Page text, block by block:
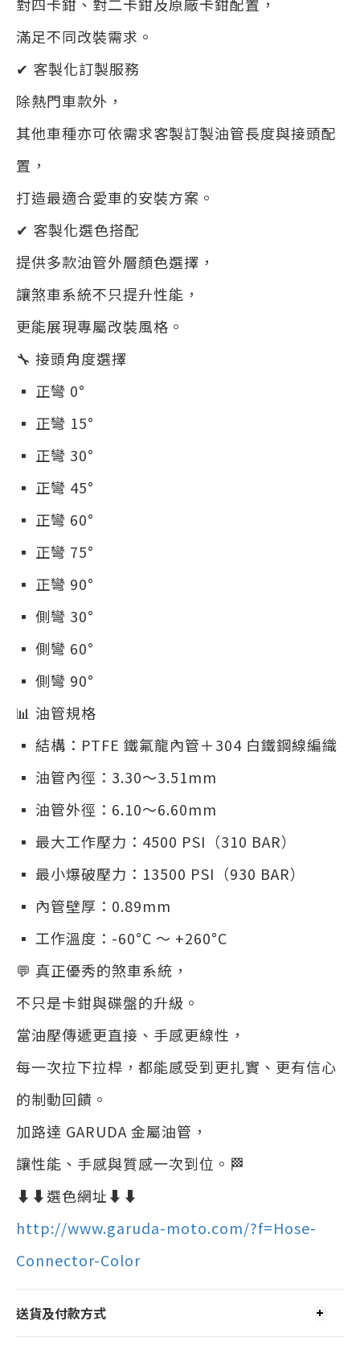
滿足不同改裝需求。
✔ 客製化訂製服務
除熱門車款外，
其他車種亦可依需求客製訂製油管長度與接頭配
置，
打造最適合愛車的安裝方案。
✔ 客製化選色搭配
提供多款油管外層顏色選擇，
讓煞車系統不只提升性能，
更能展現專屬改裝風格。
🔧 接頭角度選擇
▪ 正彎 0°
▪ 正彎 15°
▪ 正彎 30°
▪ 正彎 45°
▪ 正彎 60°
▪ 正彎 75°
▪ 正彎 90°
▪ 側彎 30°
▪ 側彎 60°
▪ 側彎 90°
📊 油管規格
▪ 結構：PTFE 鐵氟龍內管＋304 白鐵鋼線編織
▪ 油管內徑：3.30～3.51mm
▪ 油管外徑：6.10～6.60mm
▪ 最大工作壓力：4500 PSI（310 BAR）
▪ 最小爆破壓力：13500 PSI（930 BAR）
▪ 內管壁厚：0.89mm
▪ 工作溫度：-60°C ～ +260°C
💬 真正優秀的煞車系統，
不只是卡鉗與碟盤的升級。
當油壓傳遞更直接、手感更線性，
每一次拉下拉桿，都能感受到更扎實、更有信心
的制動回饋。
加路達 GARUDA 金屬油管，
讓性能、手感與質感一次到位。🏁
⬇️⬇️選色網址⬇️⬇️
http://www.garuda-moto.com/?f=Hose-
Connector-Color
送貨及付款方式